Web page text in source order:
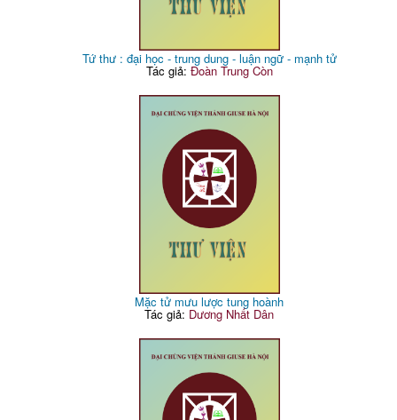
Tứ thư : đại học - trung dung - luận ngữ - mạnh tử
Tác giả: Đoàn Trung Còn
Mặc tử mưu lược tung hoành
Tác giả: Dương Nhất Dân